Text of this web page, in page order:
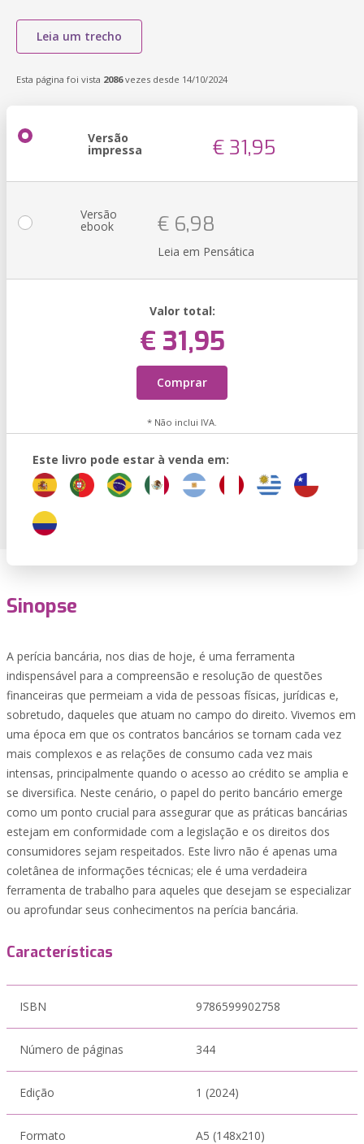
Leia um trecho
Esta página foi vista 2086vezes desde 14/10/2024
Versão
impressa € 31,95
Versão
ebook € 6,98
Leia em Pensática
Valor total:
€ 31,95
Comprar
* Não inclui IVA.
Este livro pode estar à venda em:
Sinopse
A perícia bancária, nos dias de hoje, é uma ferramenta
indispensável para a compreensão e resolução de questões
financeiras que permeiam a vida de pessoas físicas, jurídicas e,
sobretudo, daqueles que atuam no campo do direito. Vivemos em
uma época em que os contratos bancários se tornam cada vez
mais complexos e as relações de consumo cada vez mais
intensas, principalmente quando o acesso ao crédito se amplia e
se diversifica. Neste cenário, o papel do perito bancário emerge
como um ponto crucial para assegurar que as práticas bancárias
estejam em conformidade com a legislação e os direitos dos
consumidores sejam respeitados. Este livro não é apenas uma
coletânea de informações técnicas; ele é uma verdadeira
ferramenta de trabalho para aqueles que desejam se especializar
ou aprofundar seus conhecimentos na perícia bancária.
Características
ISBN 9786599902758
Número de páginas 344
Edição 1 (2024)
Formato A5 (148x210)